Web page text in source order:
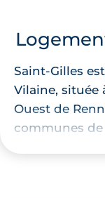
Saint-Gilles
Vilaine, située
Ouest de
communes de